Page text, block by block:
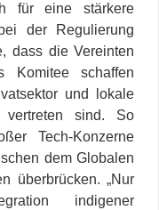
für eine stärkere
der Regulierung
dass die Vereinten
Komitee schaffen
und lokale
vertreten sind. So
Tech-Konzerne
dem Globalen
überbrücken. „Nur
indigener